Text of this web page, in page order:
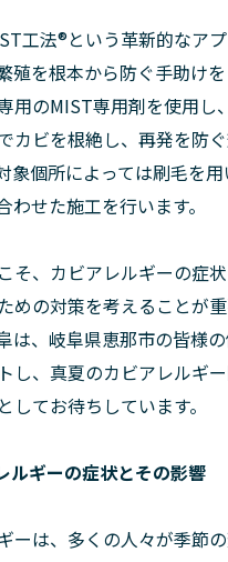
工法®という革新的なア
殖を根本から防ぐ手助け
用のMIST専用剤を使用し
カビを根絶し、再発を防
象個所によっては刷毛を
わせた施工を行います。
そ、カビアレルギーの症
めの対策を考えることが
は、岐阜県恵那市の皆様
し、真夏のカビアレルギ
してお待ちしています。
ルギーの症状とその影響
ーは、多くの人々が季節